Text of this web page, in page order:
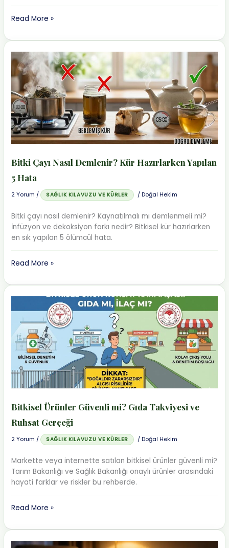
Uçucu
Nasıl
Seyreltilir?
Taşıyıcı
Yağ
Seçimi
ve
Oranlar
Read More »
Bitki Çayı Nasıl Demlenir? Kür Hazırlarken Yapılan
5 Hata
2 Yorum / SAĞLIK KILAVUZU VE KÜRLER /Doğal Hekim
Bitki çayı nasıl demlenir? Kaynatılmalı mı demlenmeli mi?
İnfüzyon ve dekoksiyon farkı nedir? Bitkisel kür hazırlarken
en sık yapılan 5 ölümcül hata.
Bitki
Nasıl
Demlenir?
Hazırlarken
Yapılan
Hata
Read More »
Bitkisel Ürünler Güvenli mi? Gıda Takviyesi ve
Ruhsat Gerçeği
2 Yorum / SAĞLIK KILAVUZU VE KÜRLER /Doğal Hekim
Markette veya internette satılan bitkisel ürünler güvenli mi?
Tarım Bakanlığı ve Sağlık Bakanlığı onaylı ürünler arasındaki
hayati farklar ve riskler bu rehberde.
Bitkisel
Güvenli
mi?
Read More »